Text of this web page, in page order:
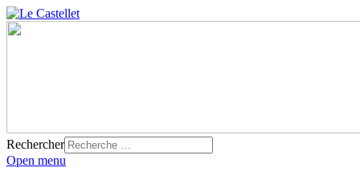
Rechercher
Open menu